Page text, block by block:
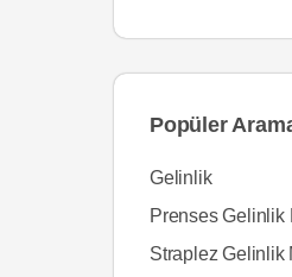
Popüler
Gelinlik
Prenses Gelinlik
Straplez Gelinlik